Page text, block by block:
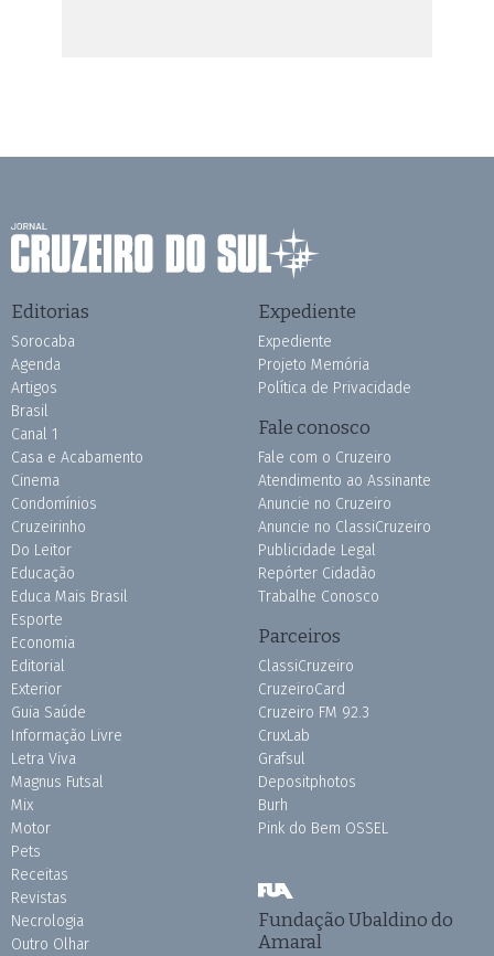
Editorias
Sorocaba
Agenda
Artigos
Brasil
Canal 1
Casa e Acabamento
Cinema
Condomínios
Cruzeirinho
Do Leitor
Educação
Educa Mais Brasil
Esporte
Economia
Editorial
Exterior
Guia Saúde
Informação Livre
Letra Viva
Magnus Futsal
Mix
Motor
Pets
Receitas
Revistas
Necrologia
Outro Olhar
Expediente
Expediente
Projeto Memória
Política de Privacidade
Fale conosco
Fale com o Cruzeiro
Atendimento ao Assinante
Anuncie no Cruzeiro
Anuncie no ClassiCruzeiro
Publicidade Legal
Repórter Cidadão
Trabalhe Conosco
Parceiros
ClassiCruzeiro
CruzeiroCard
Cruzeiro FM 92.3
CruxLab
Grafsul
Depositphotos
Burh
Pink do Bem OSSEL
Fundação Ubaldino do
Amaral